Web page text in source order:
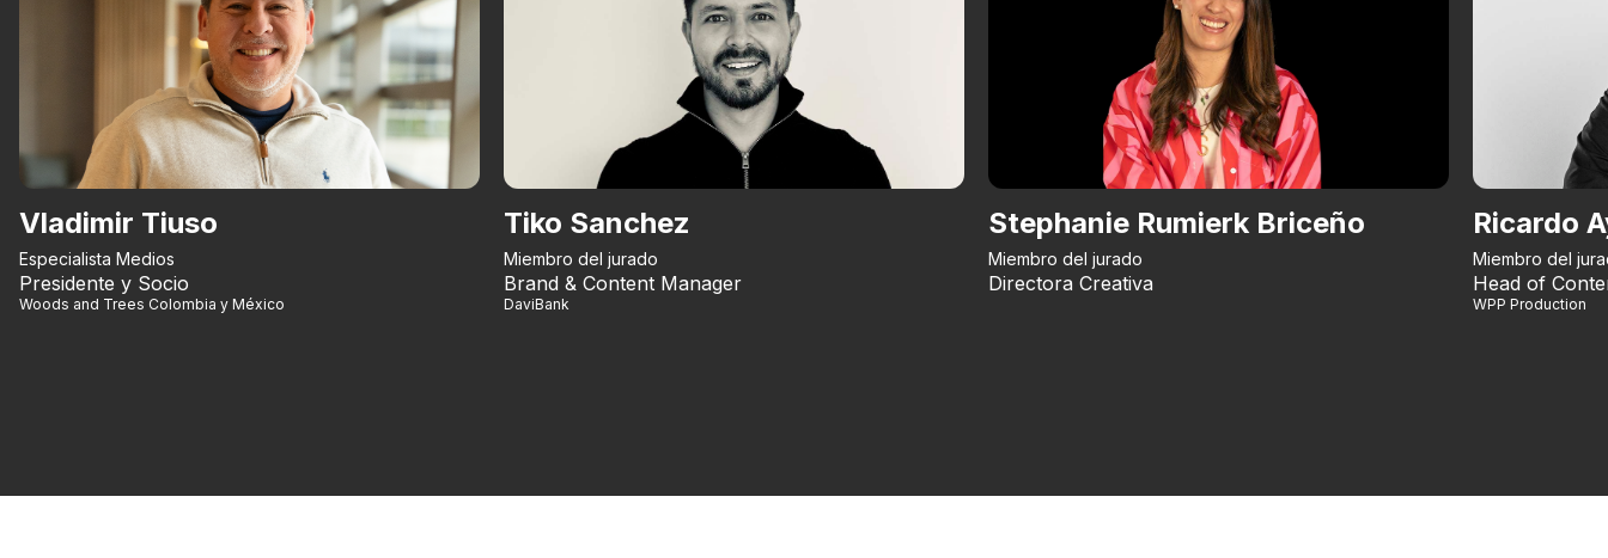
Vladimir Tiuso
Especialista Medios
Presidente y Socio
Woods and Trees Colombia y México
Tiko Sanchez
Miembro del jurado
Brand & Content Manager
DaviBank
Stephanie Rumierk Briceño
Miembro del jurado
Directora Creativa
Ricardo
Miembro del
Head of
WPP Production